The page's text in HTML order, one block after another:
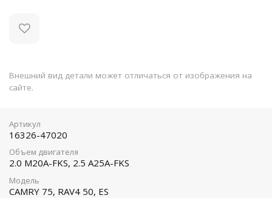
Внешний вид детали может отличаться от изображения на
сайте.
Артикул
16326-47020
Объем двигателя
2.0 M20A-FKS, 2.5 A25A-FKS
Модель
CAMRY 75, RAV4 50, ES